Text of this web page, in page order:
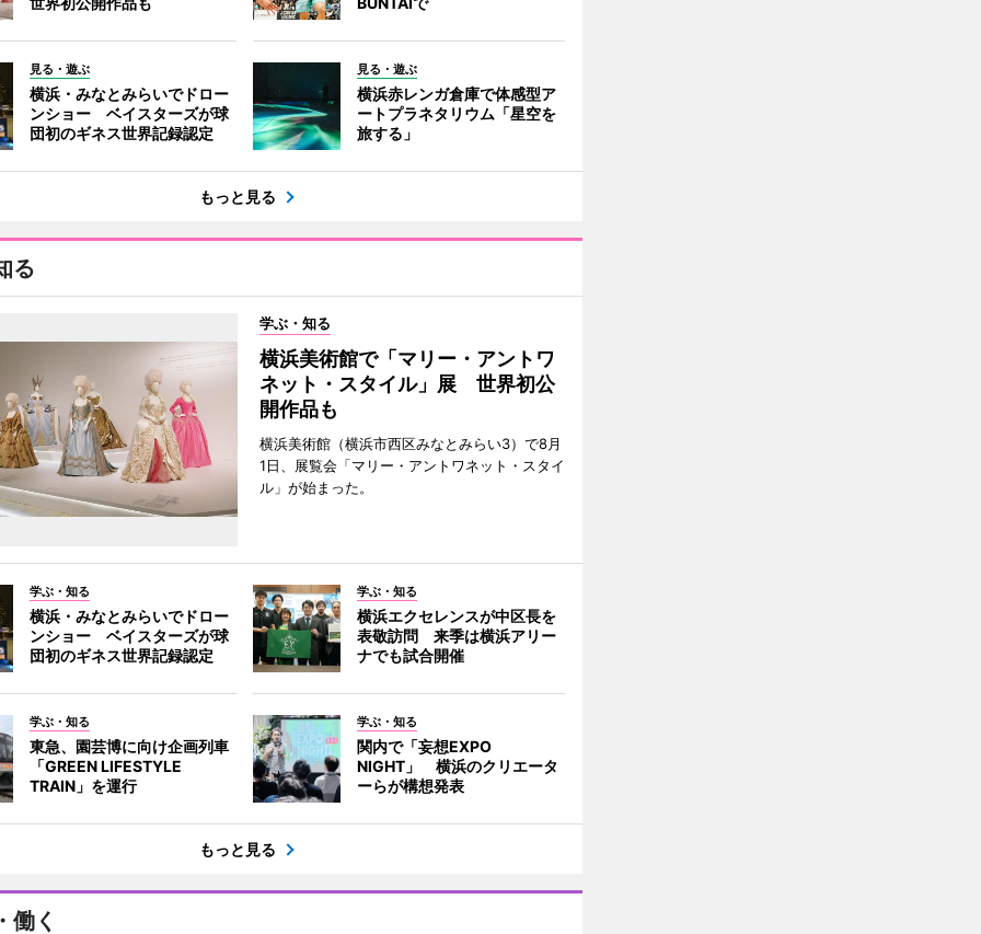
見る・遊ぶ
横浜・みなとみらいでドロー
ンショー ベイスターズが球
団初のギネス世界記録認定
見る・遊ぶ
横浜赤レンガ倉庫で体感型ア
ートプラネタリウム「星空を
旅する」
もっと見る
る
学ぶ・知る
横浜美術館で「マリー・アントワ
ネット・スタイル」展 世界初公
開作品も
横浜美術館（横浜市西区みなとみらい3）で8月
1日、展覧会「マリー・アントワネット・スタイ
ル」が始まった。
学ぶ・知る
横浜・みなとみらいでドロー
ンショー ベイスターズが球
団初のギネス世界記録認定
学ぶ・知る
横浜エクセレンスが中区長を
表敬訪問 来季は横浜アリー
ナでも試合開催
学ぶ・知る
東急、園芸博に向け企画列車
「GREEN LIFESTYLE
TRAIN」を運行
学ぶ・知る
関内で「妄想EXPO
NIGHT」 横浜のクリエータ
ーらが構想発表
もっと見る
働く